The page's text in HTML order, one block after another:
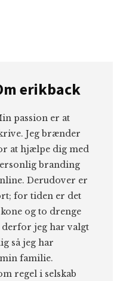
erikback
passion er at
Jeg brænder
at hjælpe dig med
branding
Derudover er
for tiden er det
og to drenge
jeg har valgt
så jeg har
familie.
regel i selskab